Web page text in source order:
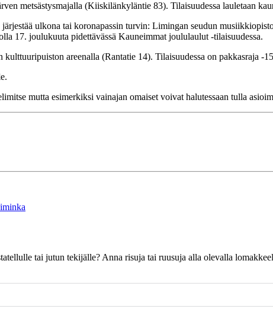
metsästysmajalla (Kiiskilänkyläntie 83). Tilaisuudessa lauletaan
ulkona tai koronapassin turvin: Limingan seudun
17. joulukuuta pidettävässä Kauneimmat joululaulut -tilaisuudessa.
areenalla (Rantatie 14). Tilaisuudessa on pakkasraja -
mutta esimerkiksi vainajan omaiset voivat halutessaan tulla
tai jutun tekijälle? Anna risuja tai ruusuja alla olevalla